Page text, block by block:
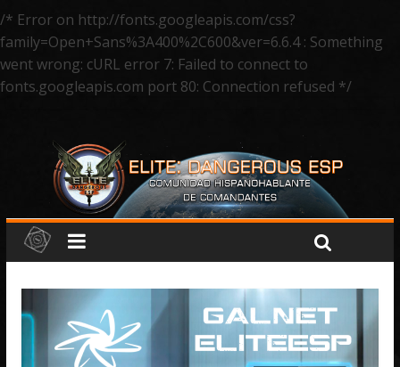
/* Error on http://fonts.googleapis.com/css?
family=Open+Sans%3A400%2C600&ver=6.6.4 : Something
went wrong: cURL error 7: Failed to connect to
fonts.googleapis.com port 80: Connection refused */